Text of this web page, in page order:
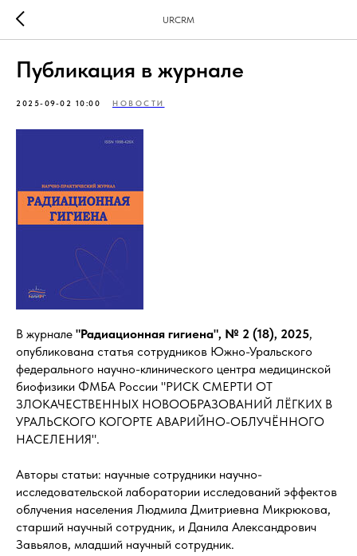
URCRM
Публикация в журнале
2025-09-02 10:00 НОВОСТИ
В журнале "Радиационная гигиена", № 2 (18), 2025,
опубликована статья сотрудников Южно-Уральского
федерального научно-клинического центра медицинской
биофизики ФМБА России "РИСК СМЕРТИ ОТ
ЗЛОКАЧЕСТВЕННЫХ НОВООБРАЗОВАНИЙ ЛЁГКИХ В
УРАЛЬСКОГО КОГОРТЕ АВАРИЙНО-ОБЛУЧЁННОГО
НАСЕЛЕНИЯ".
Авторы статьи: научные сотрудники научно-
исследовательской лаборатории исследований эффектов
облучения населения Людмила Дмитриевна Микрюкова,
старший научный сотрудник, и Данила Александрович
Завьялов, младший научный сотрудник.